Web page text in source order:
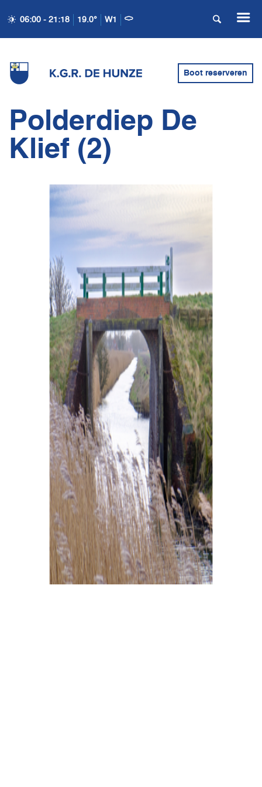
06:00 - 21:18 19.0° W1
Boot reserveren
Polderdiep De
Klief (2)